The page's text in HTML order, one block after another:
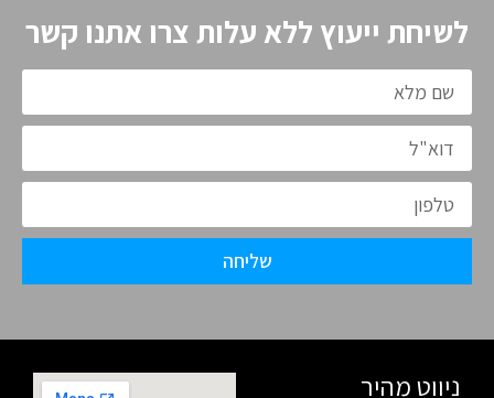
לשיחת ייעוץ ללא עלות צרו אתנו קשר
שליחה
ניווט מהיר